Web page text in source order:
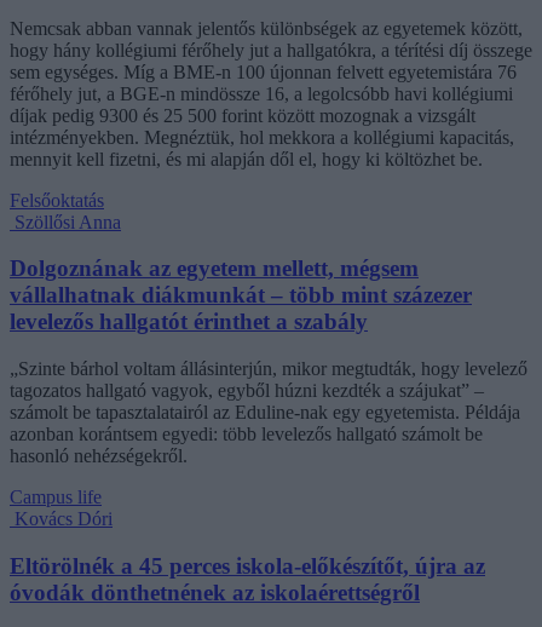
Nemcsak abban vannak jelentős különbségek az egyetemek között,
hogy hány kollégiumi férőhely jut a hallgatókra, a térítési díj összege
sem egységes. Míg a BME-n 100 újonnan felvett egyetemistára 76
férőhely jut, a BGE-n mindössze 16, a legolcsóbb havi kollégiumi
díjak pedig 9300 és 25 500 forint között mozognak a vizsgált
intézményekben. Megnéztük, hol mekkora a kollégiumi kapacitás,
mennyit kell fizetni, és mi alapján dől el, hogy ki költözhet be.
Felsőoktatás
Szöllősi Anna
Dolgoznának az egyetem mellett, mégsem
vállalhatnak diákmunkát – több mint százezer
levelezős hallgatót érinthet a szabály
„Szinte bárhol voltam állásinterjún, mikor megtudták, hogy levelező
tagozatos hallgató vagyok, egyből húzni kezdték a szájukat” –
számolt be tapasztalatairól az Eduline-nak egy egyetemista. Példája
azonban korántsem egyedi: több levelezős hallgató számolt be
hasonló nehézségekről.
Campus life
Kovács Dóri
Eltörölnék a 45 perces iskola-előkészítőt, újra az
óvodák dönthetnének az iskolaérettségről